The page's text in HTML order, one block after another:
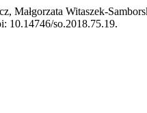
Małgorzata Witaszek-
10.14746/so.2018.75.19.